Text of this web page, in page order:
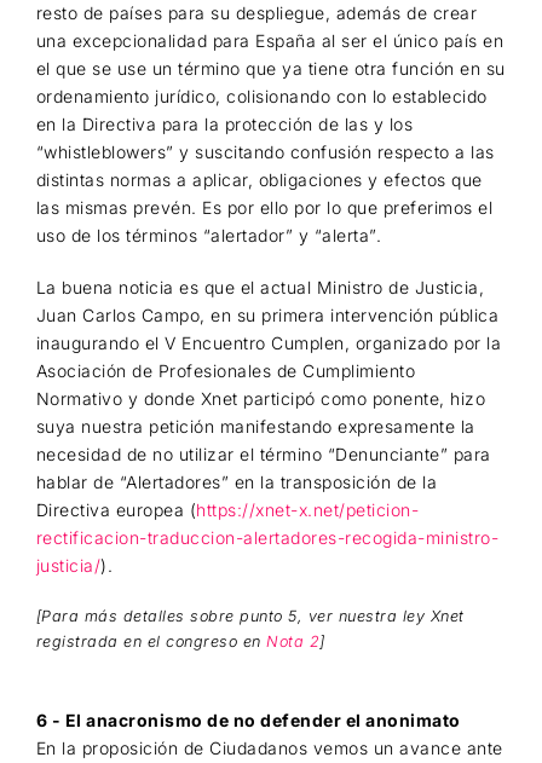
resto de países para su despliegue, además de crear
una excepcionalidad para España al ser el único país en
el que se use un término que ya tiene otra función en su
ordenamiento jurídico, colisionando con lo establecido
en la Directiva para la protección de las y los
“whistleblowers” y suscitando confusión respecto a las
distintas normas a aplicar, obligaciones y efectos que
las mismas prevén. Es por ello por lo que preferimos el
uso de los términos “alertador” y “alerta”.
La buena noticia es que el actual Ministro de Justicia,
Juan Carlos Campo, en su primera intervención pública
inaugurando el V Encuentro Cumplen, organizado por la
Asociación de Profesionales de Cumplimiento
Normativo y donde Xnet participó como ponente, hizo
suya nuestra petición manifestando expresamente la
necesidad de no utilizar el término “Denunciante” para
hablar de “Alertadores” en la transposición de la
Directiva europea (https://xnet-x.net/peticion-
rectificacion-traduccion-alertadores-recogida-ministro-
justicia/).
[Para más detalles sobre punto 5, ver nuestra ley Xnet
registrada en el congreso enNota 2]
6 - El anacronismo de no defender el anonimato
En la proposición de Ciudadanos vemos un avance ante